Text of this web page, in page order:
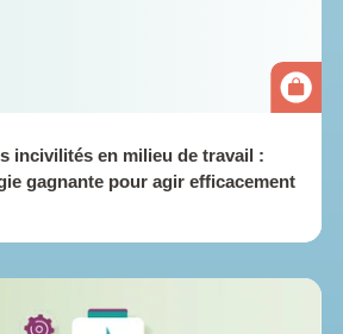
incivilités en milieu de travail :
gagnante pour agir efficacement